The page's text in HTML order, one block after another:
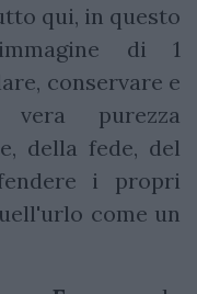
qui, in questo
di 1
conservare e
purezza
della fede, del
i propri
come un